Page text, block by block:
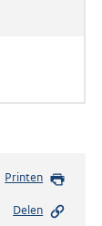
Printen
Delen